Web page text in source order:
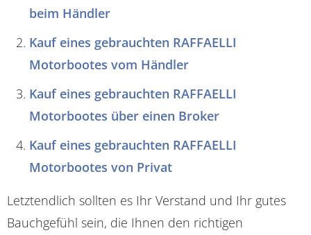
beim Händler
Kauf eines gebrauchten RAFFAELLI
Motorbootes vom Händler
Kauf eines gebrauchten RAFFAELLI
Motorbootes über einen Broker
Kauf eines gebrauchten RAFFAELLI
Motorbootes von Privat
Letztendlich sollten es Ihr Verstand und Ihr gutes
Bauchgefühl sein, die Ihnen den richtigen